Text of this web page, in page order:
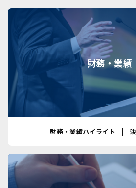
財務・業績
財務・業績ハイライト